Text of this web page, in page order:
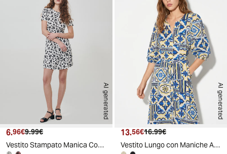
AI generated
Prezzo attuale
6.96€ Prezzo originale
9.99€
Vestito Stampato Manica Corta Girocollo
AI generated
Prezzo attuale
13.56€ Prezzo originale
16.99€
Vestito Lungo con Maniche Ampie e Laccetto